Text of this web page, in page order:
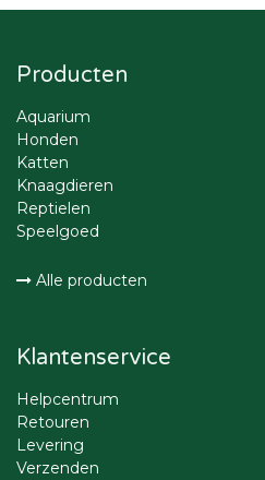
Producten
Aquarium
Honden
Katten
Knaagdieren
Reptielen
Speelgoed
Alle producten
Klantenservice
Helpcentrum
Retouren
Levering
Verzenden